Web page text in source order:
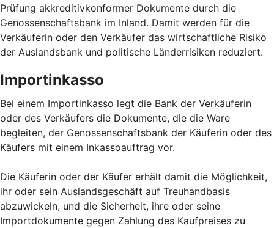
Prüfung akkreditivkonformer Dokumente durch die
Genossenschaftsbank im Inland. Damit werden für die
Verkäuferin oder den Verkäufer das wirtschaftliche Risiko
der Auslandsbank und politische Länderrisiken reduziert.
Importinkasso
Bei einem Importinkasso legt die Bank der Verkäuferin
oder des Verkäufers die Dokumente, die die Ware
begleiten, der Genossenschaftsbank der Käuferin oder des
Käufers mit einem Inkassoauftrag vor.
Die Käuferin oder der Käufer erhält damit die Möglichkeit,
ihr oder sein Auslandsgeschäft auf Treuhandbasis
abzuwickeln, und die Sicherheit, ihre oder seine
Importdokumente gegen Zahlung des Kaufpreises zu